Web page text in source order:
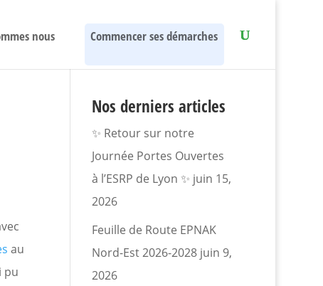
nous Commencer ses démarches
au
pu
Nos derniers articles
✨ Retour sur notre
Journée Portes Ouvertes
à l’ESRP de Lyon ✨ juin 15,
2026
Feuille de Route EPNAK
Nord-Est 2026-2028 juin 9,
2026